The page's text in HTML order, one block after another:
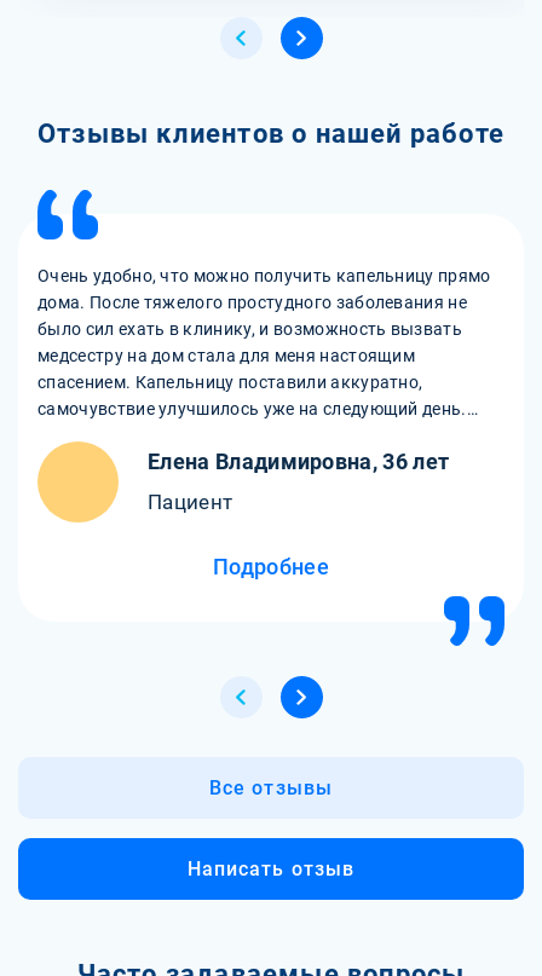
Отзывы клиентов о нашей работе
Очень удобно, что можно получить капельницу прямо
дома. После тяжелого простудного заболевания не
было сил ехать в клинику, и возможность вызвать
медсестру на дом стала для меня настоящим
спасением. Капельницу поставили аккуратно,
самочувствие улучшилось уже на следующий день.
Елена Владимировна, 36 лет
Пациент
Подробнее
Все отзывы
Написать отзыв